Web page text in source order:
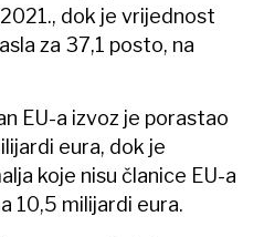
dok je vrijednost
za 37,1 posto, na
EU-a izvoz je porastao
eura, dok je
koje nisu članice EU-a
10,5 milijardi eura.